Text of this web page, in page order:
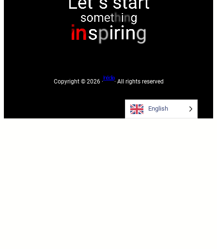
Copyright © 2026 ·Inédia· All rights reserved
English